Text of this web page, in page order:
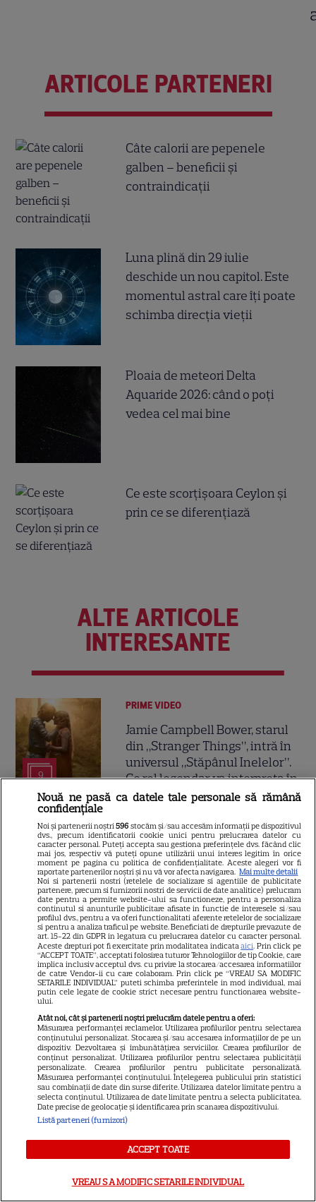
ARTICOLE PARTENERI
Câte calorii are pepenele
galben – beneficii și
contraindicații
Luna plină din 29 iulie
deschide un nou capitol. Este
momentul astral care îți poate
schimba direcția vieții
Ploaia de meteori Delta
Aquaride 2026: când o poți
vedea cel mai bine
Ce este scorțișoara Ceylon și
prin ce se diferențiază
ALTE ARTICOLE
INTERESANTE
9
PRIME VIDEO
Jamie Campbell Bower, starul
din „Stranger Things”, intră în
universul „Stăpânul Inelelor”.
Ce rol legendar va interpreta în
sezonul 3
5
NETFLIX
„Palatul de Est”, noul fenomen
coreean de pe Netflix: Regele
blestemat, fantomele și
exorcistul care sfidează
moartea
PRIME VIDEO
Când „Fălci” se întâlnește cu
„Coborâre întunecată”:
Producția claustrofobă de pe
Prime Video ce nu trebuie
ratată
DISNEY PLUS
Ce vedem pe streaming între
27 iulie și 2 august 2026:
Diavolul se îmbracă de la Prada
2 pe Disney+ și mari noutăți
Netflix
Nouă ne pasă ca datele tale personale să rămână
confidențiale
Noi și partenerii noștri596 stocăm și/sau accesăm informații pe dispozitivul
dvs., precum identificatorii cookie unici pentru prelucrarea datelor cu
caracter personal. Puteți accepta sau gestiona preferințele dvs. făcând clic
mai jos, respectiv vă puteți opune utilizării unui interes legitim în orice
moment pe pagina cu politica de confidențialitate. Aceste alegeri vor fi
raportate partenerilor noștri și nu vă vor afecta navigarea. Mai multe detalii
Noi si partenerii nostri (retelele de socializare si agentiile de publicitate
partenere, precum si furnizorii nostri de servicii de date analitice) prelucram
date pentru a permite website-ului sa functioneze, pentru a personaliza
continutul si anunturile publicitare afisate in functie de interesele si/sau
profilul dvs., pentru a va oferi functionalitati aferente retelelor de socializare
si pentru a analiza traficul pe website. Beneficiati de drepturile prevazute de
art. 15-22 din GDPR in legatura cu prelucrarea datelor cu caracter personal.
Aceste drepturi pot fi exercitate prin modalitatea indicataaici. Prin click pe
“ACCEPT TOATE”, acceptati folosirea tuturor Tehnologiilor de tip Cookie, care
implica inclusiv acceptul dvs. cu privire la stocarea/accesarea informatiilor
de catre Vendor-ii cu care colaboram. Prin click pe “VREAU SA MODIFIC
SETARILE INDIVIDUAL” puteti schimba preferintele in mod individual, mai
putin cele legate de cookie strict necesare pentru functionarea website-
ului.
Atât noi, cât și partenerii noștri prelucrăm datele pentru a oferi:
Măsurarea performanței reclamelor. Utilizarea profilurilor pentru selectarea
conținutului personalizat. Stocarea și/sau accesarea informațiilor de pe un
dispozitiv. Dezvoltarea și îmbunătățirea serviciilor. Crearea profilurilor de
conținut personalizat. Utilizarea profilurilor pentru selectarea publicității
personalizate. Crearea profilurilor pentru publicitate personalizată.
Măsurarea performanței conținutului. Înțelegerea publicului prin statistici
sau combinații de date din surse diferite. Utilizarea datelor limitate pentru a
selecta conținutul. Utilizarea de date limitate pentru a selecta publicitatea.
Date precise de geolocație și identificarea prin scanarea dispozitivului.
Listă parteneri (furnizori)
ACCEPT TOATE
VREAU SA MODIFIC SETARILE INDIVIDUAL